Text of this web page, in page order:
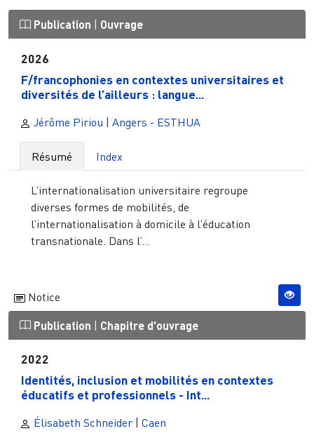
Publication Ouvrage
2026
F/francophonies en contextes universitaires et
diversités de l’ailleurs : langue...
Jérôme Piriou | Angers - ESTHUA
Résumé Index
L’internationalisation universitaire regroupe
diverses formes de mobilités, de
l’internationalisation à domicile à l’éducation
transnationale. Dans l’...
Notice
Publication | Chapitre d'ouvrage
2022
Identités, inclusion et mobilités en contextes
éducatifs et professionnels - Int...
Élisabeth Schneider | Caen